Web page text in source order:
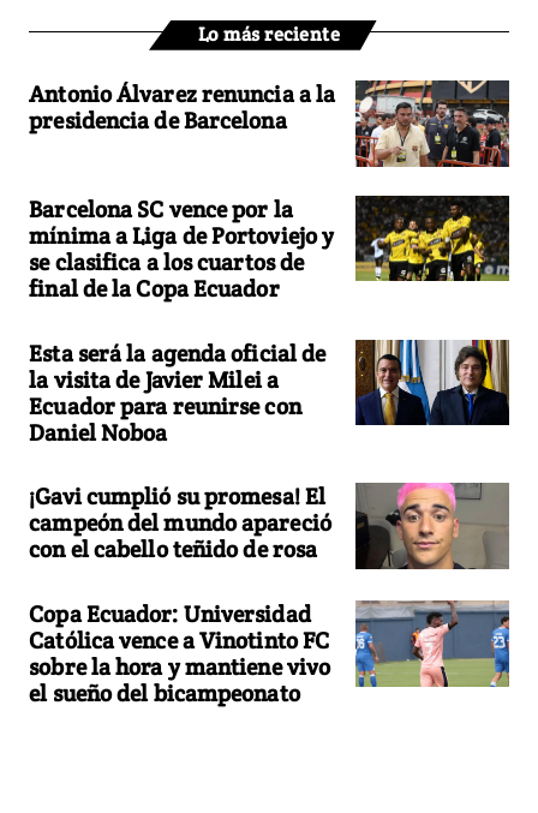
Lo más reciente
Antonio Álvarez renuncia a la
presidencia de Barcelona
Barcelona SC vence por la
mínima a Liga de Portoviejo y
se clasifica a los cuartos de
final de la Copa Ecuador
Esta será la agenda oficial de
la visita de Javier Milei a
Ecuador para reunirse con
Daniel Noboa
¡Gavi cumplió su promesa! El
campeón del mundo apareció
con el cabello teñido de rosa
Copa Ecuador: Universidad
Católica vence a Vinotinto FC
sobre la hora y mantiene vivo
el sueño del bicampeonato